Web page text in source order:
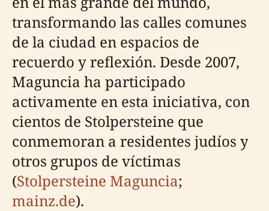
transformando las calles comunes
de la ciudad en espacios de
recuerdo y reflexión. Desde 2007,
Maguncia ha participado
activamente en esta iniciativa, con
cientos de Stolpersteine que
conmemoran a residentes judíos y
otros grupos de víctimas
(Stolpersteine Maguncia;
mainz.de).